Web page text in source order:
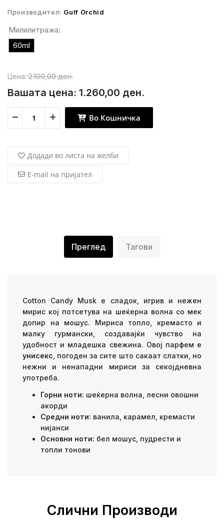
Производител: Gulf Orchid
Милилитража:
60ml
Цена: 2.100,00 ден.
Вашата цена: 1.260,00 ден.
Во Кошничка
Додади во листа на желби
E-mail на пријател
Преглед Тагови
Cotton Candy Musk е сладок, игрив и нежен
мирис кој потсетува на шеќерна волна со мек
допир на мошус. Мириса топло, кремасто и
малку гурмански, создавајќи чувство на
удобност и младешка свежина. Овој парфем е
унисекс , погоден за сите што сакаат слатки, но
нежни и ненападни мириси за секојдневна
употреба.
Горни ноти: шеќерна волна, лесни овошни
акорди
Средни ноти: ванила, карамел, кремасти
нијанси
Основни ноти: бел мошус, пудрести и
топли тонови
Слични Производи